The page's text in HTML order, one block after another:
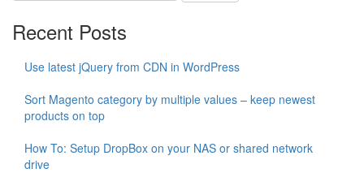
Recent Posts
Use latest jQuery from CDN in WordPress
Sort Magento category by multiple values – keep newest
products on top
How To: Setup DropBox on your NAS or shared network
drive